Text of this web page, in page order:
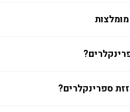
ספרינקלרים?